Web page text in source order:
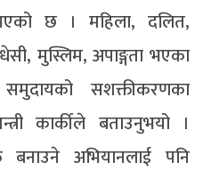
छ । महिला, दलित,
मुस्लिम, अपाङ्गता भएका
सशक्तीकरणका
कार्कीले बताउनुभयो ।
अभियानलाई पनि